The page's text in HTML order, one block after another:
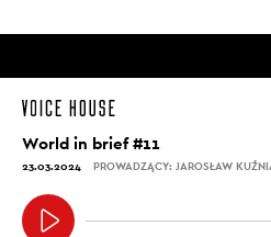
World in brief #11
23.03.2024 PROWADZĄCY: JAROSŁAW